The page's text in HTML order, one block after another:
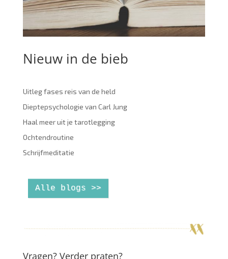
Nieuw in de bieb
Uitleg fases reis van de held
Dieptepsychologie van Carl Jung
Haal meer uit je tarotlegging
Ochtendroutine
Schrijfmeditatie
Alle blogs >>
Vragen? Verder praten?